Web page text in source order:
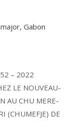
Gabon
– 2022
LE NOUVEAU-
AU CHU MERE-
(CHUMEFJE) DE